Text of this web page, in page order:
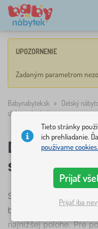
UPOZORNENIE
Zadaným parametrom
Babynabytek.sk » Detský
sťahovacím bokom
Detské
sťahovacím
Sťahovacie bočnice
bábätko povyrastie a
najnižšej polohe. Pre
Tieto stránky
ich prehliadanie.
používame cookies.
Prijať
Prijať iba